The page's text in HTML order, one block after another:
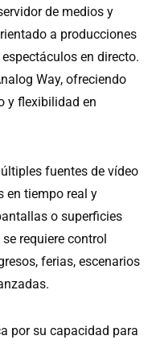
de medios y
a producciones
en directo.
Way, ofreciendo
y flexibilidad en
fuentes de vídeo
en tiempo real y
o superficies
requiere control
ferias, escenarios
por su capacidad para